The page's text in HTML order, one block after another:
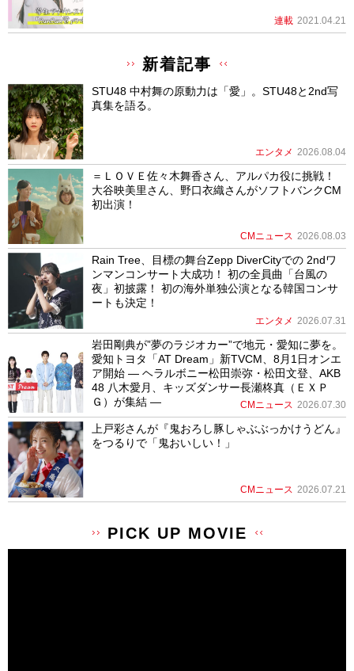
連載 2021.04.21
新着記事
STU48 中村舞の原動力は「愛」。STU48と2nd写
真集を語る。
エンタメ 2026.08.04
＝ＬＯＶＥ佐々木舞香さん、アルパカ役に挑戦！
大谷映美里さん、野口衣織さんがソフトバンクCM
初出演！
CMニュース 2026.08.03
Rain Tree、目標の舞台Zepp DiverCityでの 2ndワ
ンマンコンサート大成功！ 初の全員曲「台風の
夜」初披露！ 初の海外単独公演となる韓国コンサ
ートも決定！
エンタメ 2026.07.31
岩田剛典が”夢のラジオカー”で地元・愛知に夢を。
愛知トヨタ「AT Dream」新TVCM、8月1日オンエ
ア開始 ― ヘラルボニー松田崇弥・松田文登、AKB
48 八木愛月、キッズダンサー長瀬柊真（ＥＸＰ
Ｇ）が集結 ―
CMニュース 2026.07.30
上戸彩さんが『鬼おろし豚しゃぶぶっかけうどん』
をつるりで「鬼おいしい！」
CMニュース 2026.07.21
PICK UP MOVIE